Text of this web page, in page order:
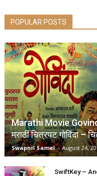
POPULAR POSTS
Marathi Movie
मराठी चित्रपट गोविंदा –
Swapnil Samel - August 24,
SwiftKey –